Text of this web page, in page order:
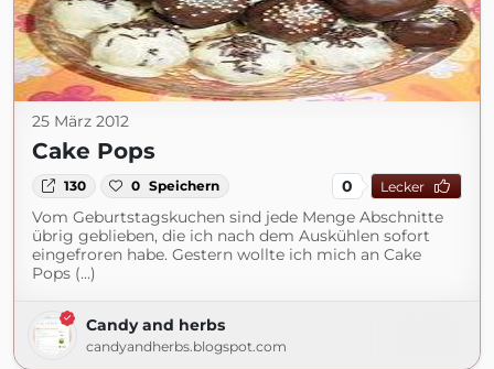
25 März 2012
Cake Pops
130 0 Speichern 0 Lecker
Vom Geburtstagskuchen sind jede Menge Abschnitte
übrig geblieben, die ich nach dem Auskühlen sofort
eingefroren habe. Gestern wollte ich mich an Cake
Pops (...)
Candy and herbs
candyandherbs.blogspot.com